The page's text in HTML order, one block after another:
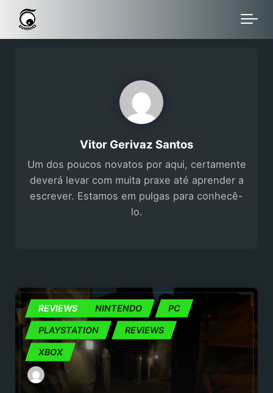
Skip to main content
Vitor Gerivaz Santos
Um dos poucos novatos por aqui, certamente
deverá levar com muita praxe até aprender a
escrever. Estamos em pulgas para conhecê-
lo.
JOGOS NINTENDO PC
PLAYSTATION REVIEWS
XBOX
REVIEWS